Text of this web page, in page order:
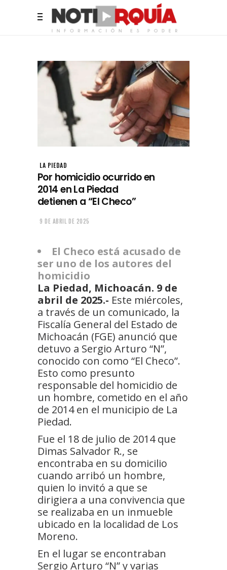
LA PIEDAD
Por homicidio ocurrido en
2014 en La Piedad
detienen a “El Checo”
9 DE ABRIL DE 2025
El Checo está acusado de
ser uno de los autores del
homicidio
La Piedad, Michoacán. 9 de
abril de 2025.- Este miércoles,
a través de un comunicado, la
Fiscalía General del Estado de
Michoacán (FGE) anunció que
detuvo a Sergio Arturo “N”,
conocido con como “El Checo”.
Esto como presunto
responsable del homicidio de
un hombre, cometido en el año
de 2014 en el municipio de La
Piedad.
Fue el 18 de julio de 2014 que
Dimas Salvador R., se
encontraba en su domicilio
cuando arribó un hombre,
quien lo invitó a que se
dirigiera a una convivencia que
se realizaba en un inmueble
ubicado en la localidad de Los
Moreno.
En el lugar se encontraban
Sergio Arturo “N” y varias